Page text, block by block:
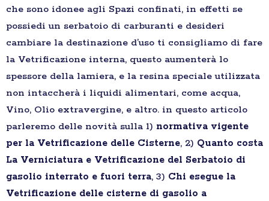
che sono idonee agli Spazi confinati, in effetti se
possiedi un serbatoio di carburanti e desideri
cambiare la destinazione d’uso ti consigliamo di fare
la Vetrificazione interna, questo aumenterà lo
spessore della lamiera, e la resina speciale utilizzata
non intaccherà i liquidi alimentari, come acqua,
Vino, Olio extravergine, e altro. in questo articolo
parleremo delle novità sulla 1) normativa vigente
per la Vetrificazione delle Cisterne, 2) Quanto costa
La Verniciatura e Vetrificazione del Serbatoio di
gasolio interrato e fuori terra, 3) Chi esegue la
Vetrificazione delle cisterne di gasolio a